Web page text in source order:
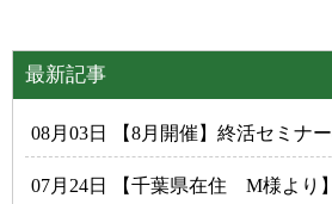
最新記事
08月03日 【8月開催】終活セミナ
07月24日 【千葉県在住 M様より